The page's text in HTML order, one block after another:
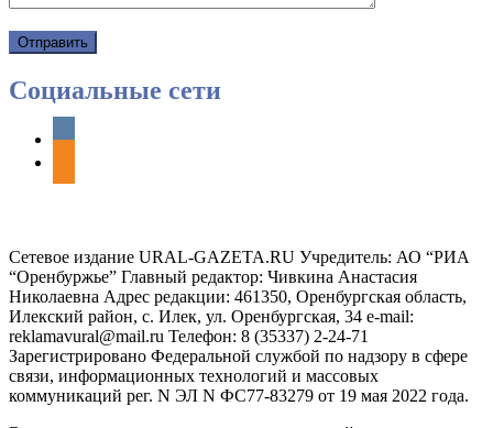
Социальные сети
vkontakte
Сетевое издание URAL-GAZETA.RU Учредитель: АО “РИА
“Оренбуржье” Главный редактор: Чивкина Анастасия
Николаевна Адрес редакции: 461350, Оренбургская область,
Илекский район, с. Илек, ул. Оренбургская, 34 e-mail:
reklamavural@mail.ru Телефон: 8 (35337) 2-24-71
Зарегистрировано Федеральной службой по надзору в сфере
связи, информационных технологий и массовых
коммуникаций рег. N ЭЛ N ФС77-83279 от 19 мая 2022 года.